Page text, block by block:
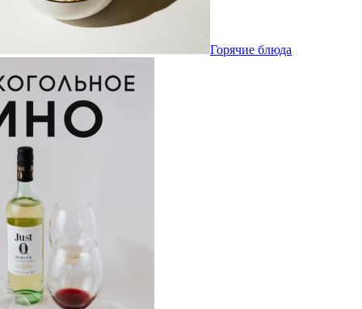
Горячие блюда